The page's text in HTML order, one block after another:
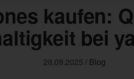
kaufen:
bei
28.09.2025 / Blog